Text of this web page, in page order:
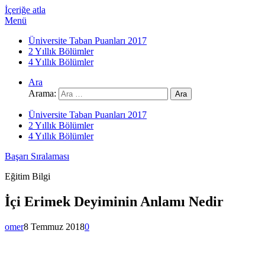
İçeriğe atla
Menü
Üniversite Taban Puanları 2017
2 Yıllık Bölümler
4 Yıllık Bölümler
Ara
Arama:
Üniversite Taban Puanları 2017
2 Yıllık Bölümler
4 Yıllık Bölümler
Başarı Sıralaması
Eğitim Bilgi
İçi Erimek Deyiminin Anlamı Nedir
omer8 Temmuz 20180